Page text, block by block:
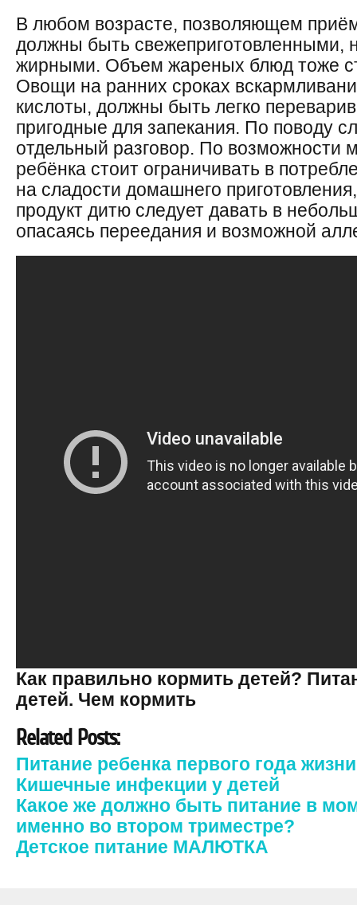
В любом возрасте, позволяющем
должны быть свежеприготовленными,
жирными. Объем жареных блюд тоже
Овощи на ранних сроках
кислоты, должны быть легко
пригодные для запекания. По поводу
отдельный разговор. По возможности
ребёнка стоит ограничивать в
на сладости домашнего
продукт дитю следует давать в
опасаясь переедания и возможной
Как правильно кормить детей?
детей. Чем кормить
Related Posts:
Питание ребенка первого года жизни
Кишечные инфекции у детей
Какое же должно быть питание в
именно во втором триместре?
Детское питание МАЛЮТКА